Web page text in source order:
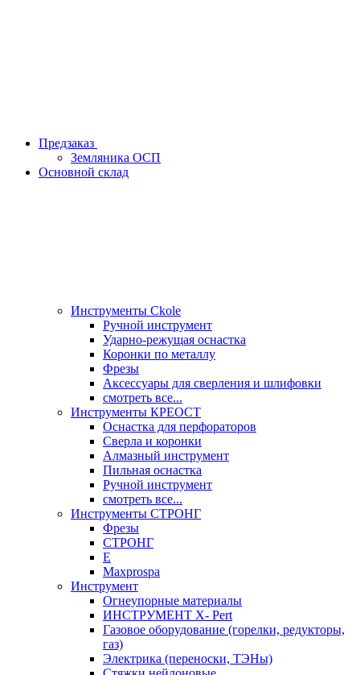
Предзаказ
Земляника ОСП
Основной склад
Инструменты Ckole
Ручной инструмент
Ударно‑режущая оснастка
Коронки по металлу
Фрезы
Аксессуары для сверления и шлифовки
смотреть все...
Инструменты КРЕОСТ
Оснастка для перфораторов
Сверла и коронки
Алмазный инструмент
Пильная оснастка
Ручной инструмент
смотреть все...
Инструменты СТРОНГ
Фрезы
СТРОНГ
Е
Maxprospa
Инструмент
Огнеупорные материалы
ИНСТРУМЕНТ X- Pert
Газовое оборудование (горелки, редукторы,
газ)
Электрика (переноски, ТЭНы)